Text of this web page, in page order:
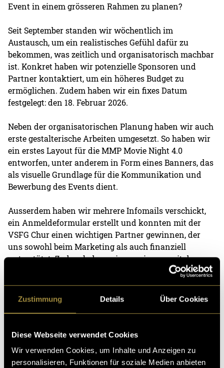
Zustimmung Details Über Cookies
Diese Webseite verwendet Cookies
Wir verwenden Cookies, um Inhalte und Anzeigen zu
personalisieren, Funktionen für soziale Medien anbieten
Event in einem grösseren Rahmen zu planen?
Seit September standen wir wöchentlich im
Austausch, um ein realistisches Gefühl dafür zu
bekommen, was zeitlich und organisatorisch machbar
ist. Konkret haben wir potenzielle Sponsoren und
Partner kontaktiert, um ein höheres Budget zu
ermöglichen. Zudem haben wir ein fixes Datum
festgelegt: den 18. Februar 2026.
Neben der organisatorischen Planung haben wir auch
erste gestalterische Arbeiten umgesetzt. So haben wir
ein erstes Layout für die MMP Movie Night 4.0
entworfen, unter anderem in Form eines Banners, das
als visuelle Grundlage für die Kommunikation und
Bewerbung des Events dient.
Ausserdem haben wir mehrere Infomails verschickt,
ein Anmeldeformular erstellt und konnten mit der
VSFG Chur einen wichtigen Partner gewinnen, der
uns sowohl beim Marketing als auch finanziell
unterstützt. Zudem haben wir gemeinsam mit dem
Blue Cinema Chur den Kinosaal organisiert, Offerten
einegholt und die grundlegenden
Rahmenbedingungen für den Event festgelegt.
Was sind die nächsten
Schritte?
Damit die MMP Movie Night reibungslos über die